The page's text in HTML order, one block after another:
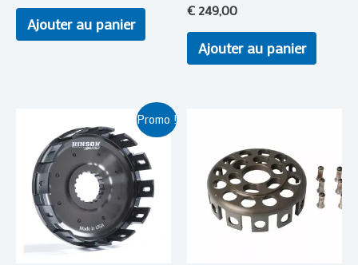
Ajouter au panier
€ 249,00
Ajouter au panier
Promo !
prix
initial
était :
€ 449,00.
prix
actuel
est :
€ 415,00.